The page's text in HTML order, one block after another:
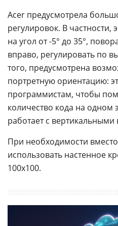
Acer предусмотрела
регулировок. В
на угол от -5° до 35°,
вправо, регулировать по
того, предусмотрена
портретную ориентацию:
программистам, чтобы
количество кода на одном
работает с
При необходимости
использовать настенное
100х100.